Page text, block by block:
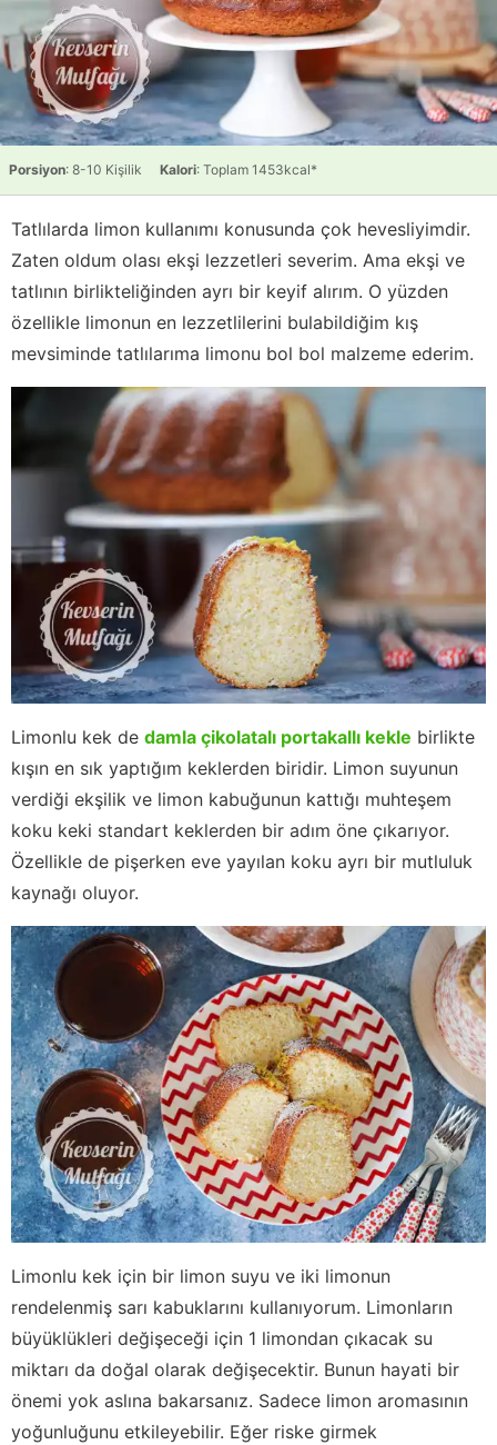
Porsiyon: 8-10 Kişilik Kalori: Toplam 1453kcal*
Tatlılarda limon kullanımı konusunda çok hevesliyimdir.
Zaten oldum olası ekşi lezzetleri severim. Ama ekşi ve
tatlının birlikteliğinden ayrı bir keyif alırım. O yüzden
özellikle limonun en lezzetlilerini bulabildiğim kış
mevsiminde tatlılarıma limonu bol bol malzeme ederim.
Limonlu kek de damla çikolatalı portakallı kekle birlikte
kışın en sık yaptığım keklerden biridir. Limon suyunun
verdiği ekşilik ve limon kabuğunun kattığı muhteşem
koku keki standart keklerden bir adım öne çıkarıyor.
Özellikle de pişerken eve yayılan koku ayrı bir mutluluk
kaynağı oluyor.
Limonlu kek için bir limon suyu ve iki limonun
rendelenmiş sarı kabuklarını kullanıyorum. Limonların
büyüklükleri değişeceği için 1 limondan çıkacak su
miktarı da doğal olarak değişecektir. Bunun hayati bir
önemi yok aslına bakarsanız. Sadece limon aromasının
yoğunluğunu etkileyebilir. Eğer riske girmek